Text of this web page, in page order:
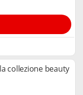
collezione beauty